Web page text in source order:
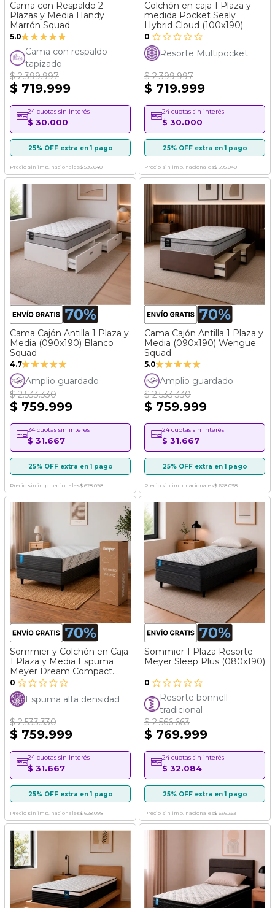
Cama con Respaldo 2
Plazas y Media Handy
Marrón Squad
5.0Valoración:
100%
Cama con respaldo
tapizado
$ 2.399.997
$ 719.999
24 cuotas sin interés
$ 30.000
25% OFF extra en 1 pago
Precio sin imp. nacionales$ 595.040
Colchón en caja 1 Plaza y
medida Pocket Sealy
Hybrid Cloud (100x190)
0
Resorte Multipocket
$ 2.399.997
$ 719.999
24 cuotas sin interés
$ 30.000
25% OFF extra en 1 pago
Precio sin imp. nacionales$ 595.040
Cama Cajón Antilla 1 Plaza y
Media (090x190) Blanco
Squad
4.7Valoración:
93%
Amplio guardado
$ 2.533.330
$ 759.999
24 cuotas sin interés
$ 31.667
25% OFF extra en 1 pago
Precio sin imp. nacionales$ 628.098
Cama Cajón Antilla 1 Plaza y
Media (090x190) Wengue
Squad
5.0Valoración:
100%
Amplio guardado
$ 2.533.330
$ 759.999
24 cuotas sin interés
$ 31.667
25% OFF extra en 1 pago
Precio sin imp. nacionales$ 628.098
Sommier y Colchón en Caja
1 Plaza y Media Espuma
Meyer Dream Compact
(090x190)
0
Espuma alta densidad
$ 2.533.330
$ 759.999
24 cuotas sin interés
$ 31.667
25% OFF extra en 1 pago
Precio sin imp. nacionales$ 628.098
Sommier 1 Plaza Resorte
Meyer Sleep Plus (080x190)
0
Resorte bonnell
tradicional
$ 2.566.663
$ 769.999
24 cuotas sin interés
$ 32.084
25% OFF extra en 1 pago
Precio sin imp. nacionales$ 636.363